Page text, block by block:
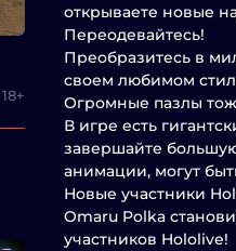
18+
открываете новые
Переодевайтесь!
Преобразитесь в
своем любимом
Огромные пазлы
В игре есть
завершайте
анимации, могут
Новые участники
Omaru Polka
участников Hololive!